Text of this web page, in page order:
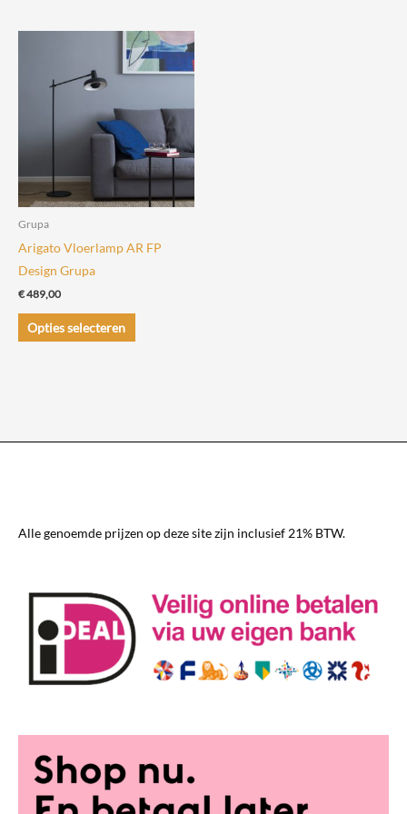
variaties.
Deze
kan
gekozen
worden
op
de
Grupa
Arigato Vloerlamp AR FP
Design Grupa
€489,00
Opties selecteren
Dit
product
productpagina
Alle genoemde prijzen op deze site zijn inclusief 21% BTW.